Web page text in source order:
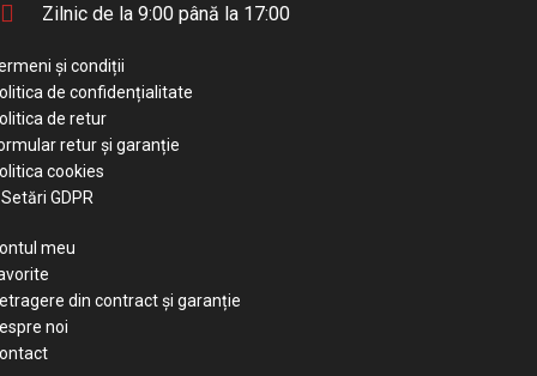
Zilnic de la 9:00 până la 17:00
și condiții
de confidențialitate
de retur
retur și garanție
cookies
GDPR
meu
din contract și garanție
noi